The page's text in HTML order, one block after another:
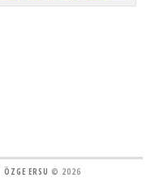
ÖZGE ERSU © 2026